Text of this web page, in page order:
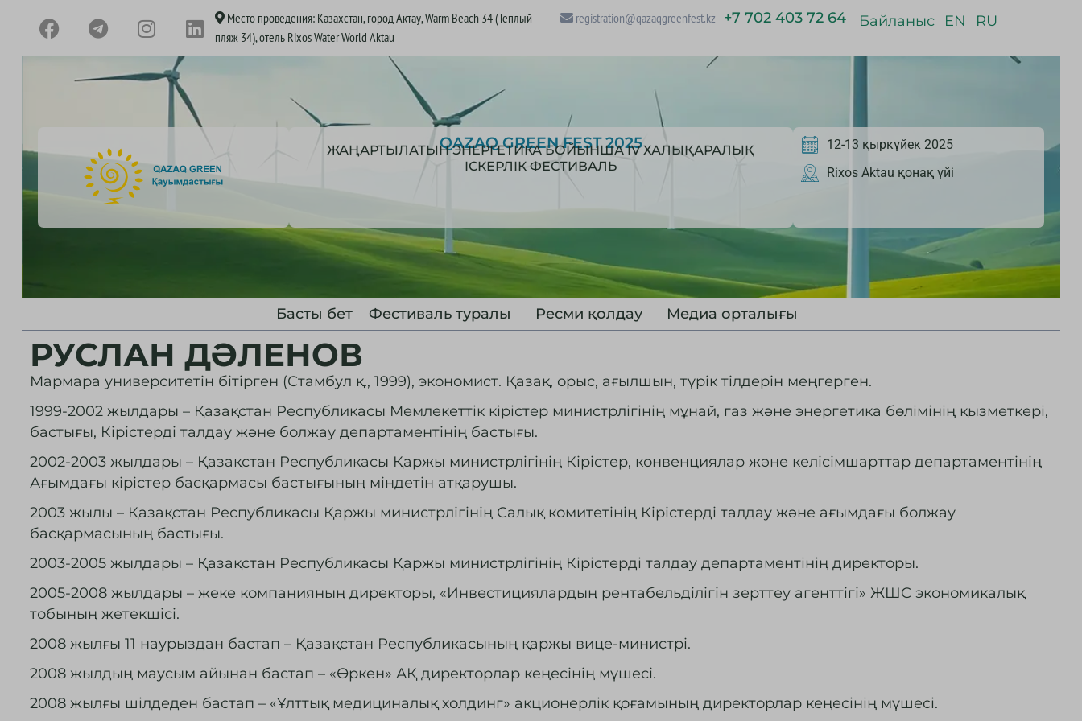
Место проведения: Казахстан, город Актау, Warm Beach 34 (Теплый
пляж 34), отель Rixos Water World Aktau
registration@qazaqgreenfest.kz +7 702 403 72 64 Байланыс EN RU
QAZAQ GREEN FEST 2025
ЖАҢАРТЫЛАТЫН ЭНЕРГЕТИКА БОЙЫНША IV ХАЛЫҚАРАЛЫҚ
ІСКЕРЛІК ФЕСТИВАЛЬ
12-13 қыркүйек 2025
Rixos Aktau қонақ үйі
Басты бет Фестиваль туралы Ресми қолдау Медиа орталығы
РУСЛАН ДӘЛЕНОВ
Мармара университетін бітірген (Стамбул қ., 1999), экономист. Қазақ, орыс, ағылшын, түрік тілдерін меңгерген.
1999-2002 жылдары – Қазақстан Республикасы Мемлекеттік кірістер министрлігінің мұнай, газ және энергетика бөлімінің қызметкері,
бастығы, Кірістерді талдау және болжау департаментінің бастығы.
2002-2003 жылдары – Қазақстан Республикасы Қаржы министрлігінің Кірістер, конвенциялар және келісімшарттар департаментінің
Ағымдағы кірістер басқармасы бастығының міндетін атқарушы.
2003 жылы – Қазақстан Республикасы Қаржы министрлігінің Салық комитетінің Кірістерді талдау және ағымдағы болжау
басқармасының бастығы.
2003-2005 жылдары – Қазақстан Республикасы Қаржы министрлігінің Кірістерді талдау департаментінің директоры.
2005-2008 жылдары – жеке компанияның директоры, «Инвестициялардың рентабельділігін зерттеу агенттігі» ЖШС экономикалық
тобының жетекшісі.
2008 жылғы 11 наурыздан бастап – Қазақстан Республикасының қаржы вице-министрі.
2008 жылдың маусым айынан бастап – «Өркен» АҚ директорлар кеңесінің мүшесі.
2008 жылғы шілдеден бастап – «Ұлттық медициналық холдинг» акционерлік қоғамының директорлар кеңесінің мүшесі.